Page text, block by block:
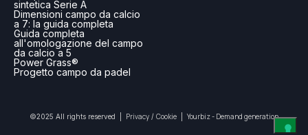
sintetica Serie A
Dimensioni campo da calcio
a 7: la guida completa
Guida completa
all'omologazione del campo
da calcio a 5
Power Grass®
Progetto campo da padel
©2025 All rights reserved | Privacy / Cookie Yourbiz - Demand generation